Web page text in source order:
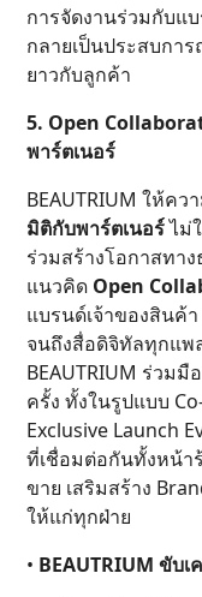
การจัดงานร่วมกับแ
กลายเป็นประสบกา
ยาวกับลูกค้า
5. Open
พาร์ตเนอร์
BEAUTRIUM ให้ค
มิติกับพาร์ตเนอร์ไม่
ร่วมสร้างโอกาสทา
แนวคิด Open
แบรนด์เจ้าของสินค้
จนถึงสื่อดิจิทัลทุกแพ
BEAUTRIUM ร่วม
ครั้ง ทั้งในรูปแบบ
Exclusive Launch
ที่เชื่อมต่อกันทั้งหน้า
ขาย เสริมสร้าง
ให้แก่ทุกฝ่าย
• BEAUTRIUM ขับ